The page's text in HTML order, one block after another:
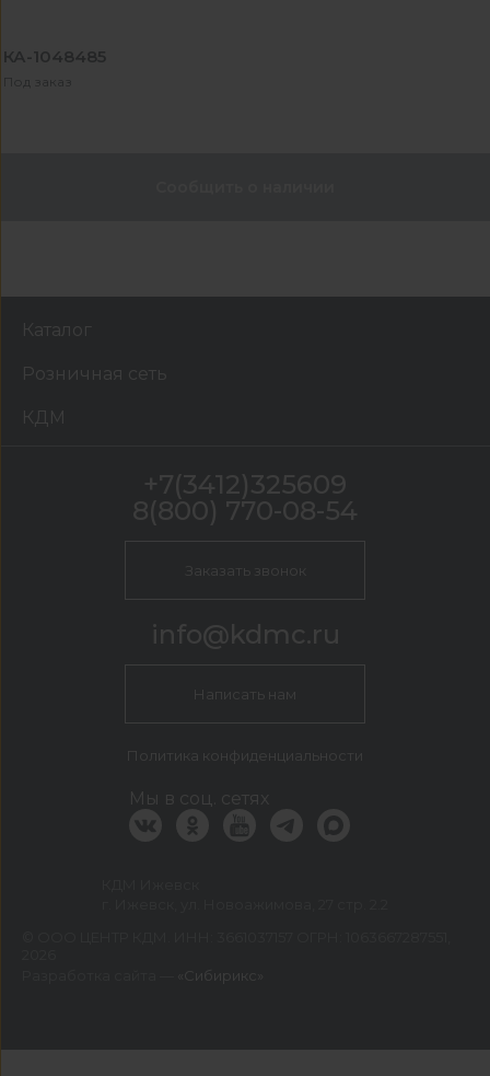
КА-1048485
Под заказ
Каталог
Розничная сеть
КДМ
+7(3412)325609
8(800) 770-08-54
Заказать звонок
info@kdmc.ru
Написать нам
Политика конфиденциальности
Мы в соц. сетях
«Сибирикс»